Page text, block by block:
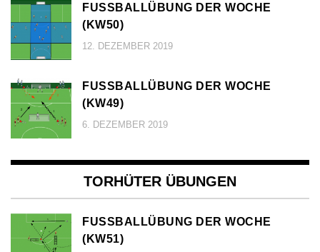
FUSSBALLÜBUNG DER WOCHE (
KW50)
12. DEZEMBER 2019
FUSSBALLÜBUNG DER WOCHE (
KW49)
6. DEZEMBER 2019
TORHÜTER ÜBUNGEN
FUSSBALLÜBUNG DER WOCHE (
KW51)